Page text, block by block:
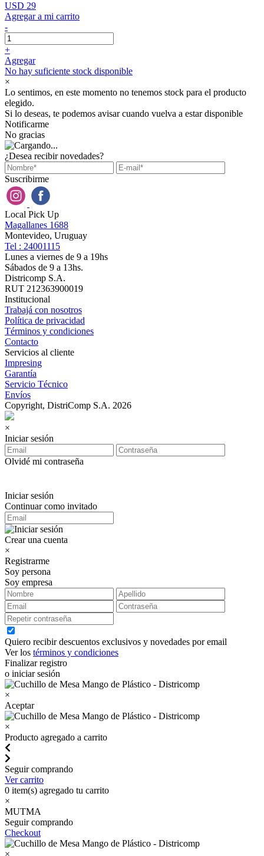
USD 29
Agregar a mi carrito
-
+
Agregar
No hay suficiente stock disponible
×
Lo sentimos, en este momento no tenemos stock para el producto
elegido.
Si lo deseas, te podemos avisar cuando vuelva a estar disponible
Notificarme
No gracias
¿Desea recibir novedades?
Suscribirme
Local Pick Up
Magallanes 1688
Montevideo, Uruguay
Tel : 24001115
Lunes a viernes de 9 a 19hs
Sábados de 9 a 13hs.
Districomp S.A.
RUT 212363900019
Institucional
Trabajá con nosotros
Política de privacidad
Términos y condiciones
Contacto
Servicios al cliente
Impresing
Garantía
Servicio Técnico
Envíos
Copyright, DistriComp S.A. 2026
×
Iniciar sesión
Olvidé mi contraseña
Iniciar sesión
Continuar como invitado
Crear una cuenta
×
Registrarme
Soy persona
Soy empresa
Quiero recibir descuentos exclusivos y novedades por email
Ver los términos y condiciones
Finalizar registro
o iniciar sesión
×
Aceptar
×
Producto agregado a carrito
Seguir comprando
Ver carrito
0 item(s) agregado tu carrito
×
MUTMA
Seguir comprando
Checkout